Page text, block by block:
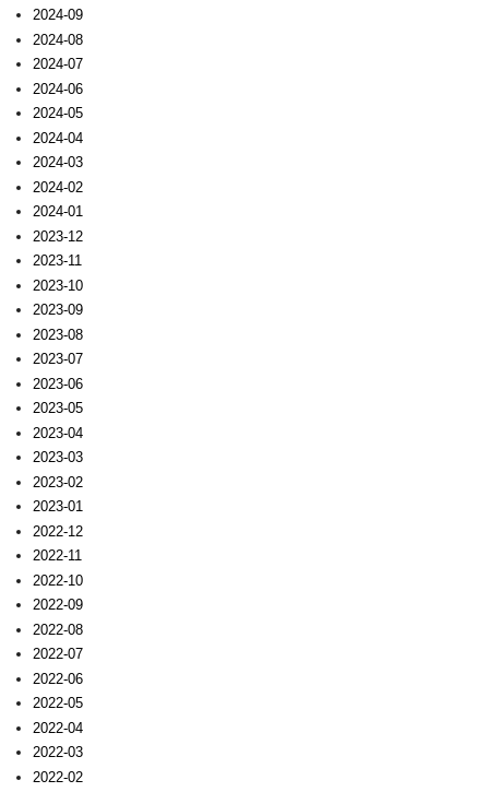
2024-09
2024-08
2024-07
2024-06
2024-05
2024-04
2024-03
2024-02
2024-01
2023-12
2023-11
2023-10
2023-09
2023-08
2023-07
2023-06
2023-05
2023-04
2023-03
2023-02
2023-01
2022-12
2022-11
2022-10
2022-09
2022-08
2022-07
2022-06
2022-05
2022-04
2022-03
2022-02